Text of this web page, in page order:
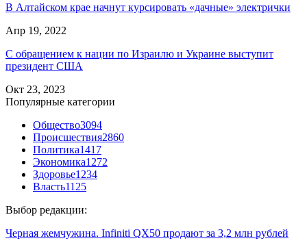
В Алтайском крае начнут курсировать «дачные» электрички
Апр 19, 2022
С обращением к нации по Израилю и Украине выступит
президент США
Окт 23, 2023
Популярные категории
Общество3094
Происшествия2860
Политика1417
Экономика1272
Здоровье1234
Власть1125
Выбор редакции:
Черная жемчужина. Infiniti QX50 продают за 3,2 млн рублей